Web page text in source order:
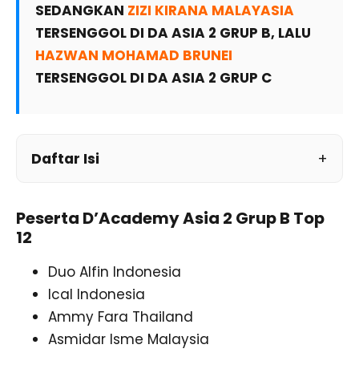
SEDANGKAN ZIZI KIRANA MALAYASIA
TERSENGGOL DI DA ASIA 2 GRUP B, LALU
HAZWAN MOHAMAD BRUNEI
TERSENGGOL DI DA ASIA 2 GRUP C
Daftar Isi
Peserta D’Academy Asia 2 Grup B Top
12
Duo Alfin Indonesia
Ical Indonesia
Ammy Fara Thailand
Asmidar Isme Malaysia